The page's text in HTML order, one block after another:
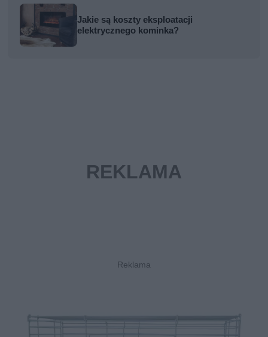
Jakie są koszty eksploatacji
elektrycznego kominka?